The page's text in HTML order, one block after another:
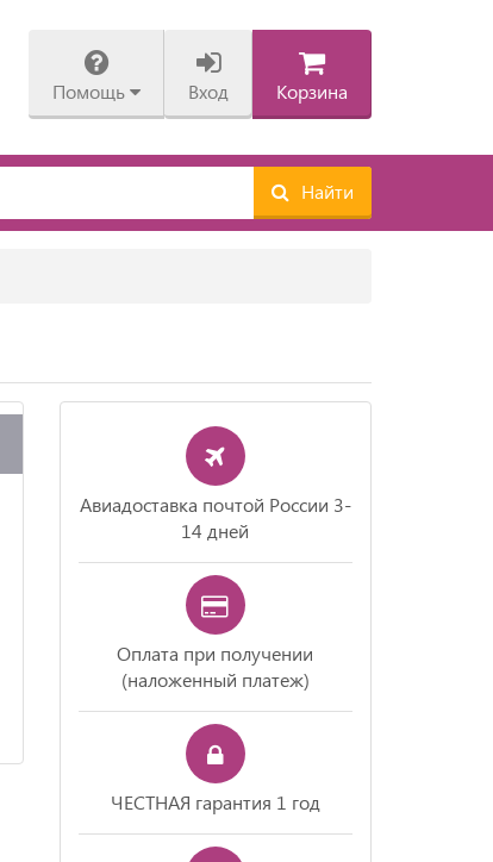
Помощь Вход Корзина
Найти
Авиадоставка почтой России 3-
14 дней
Оплата при получении
(наложенный платеж)
ЧЕСТНАЯ гарантия 1 год